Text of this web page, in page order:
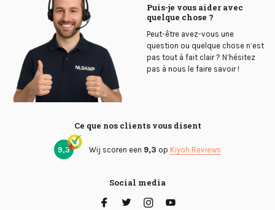
Puis-je vous aider avec
quelque chose ?
Peut-être avez-vous une
question ou quelque chose n’est
pas tout à fait clair ? N’hésitez
pas à nous le faire savoir !
Ce que nos clients vous disent
9,3 Wij scoren een 9,3 op Kiyoh Reviews
Social media